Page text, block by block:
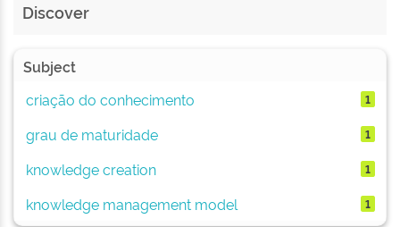
Discover
Subject
criação do conhecimento
1
grau de maturidade 1
knowledge creation 1
knowledge management model 1